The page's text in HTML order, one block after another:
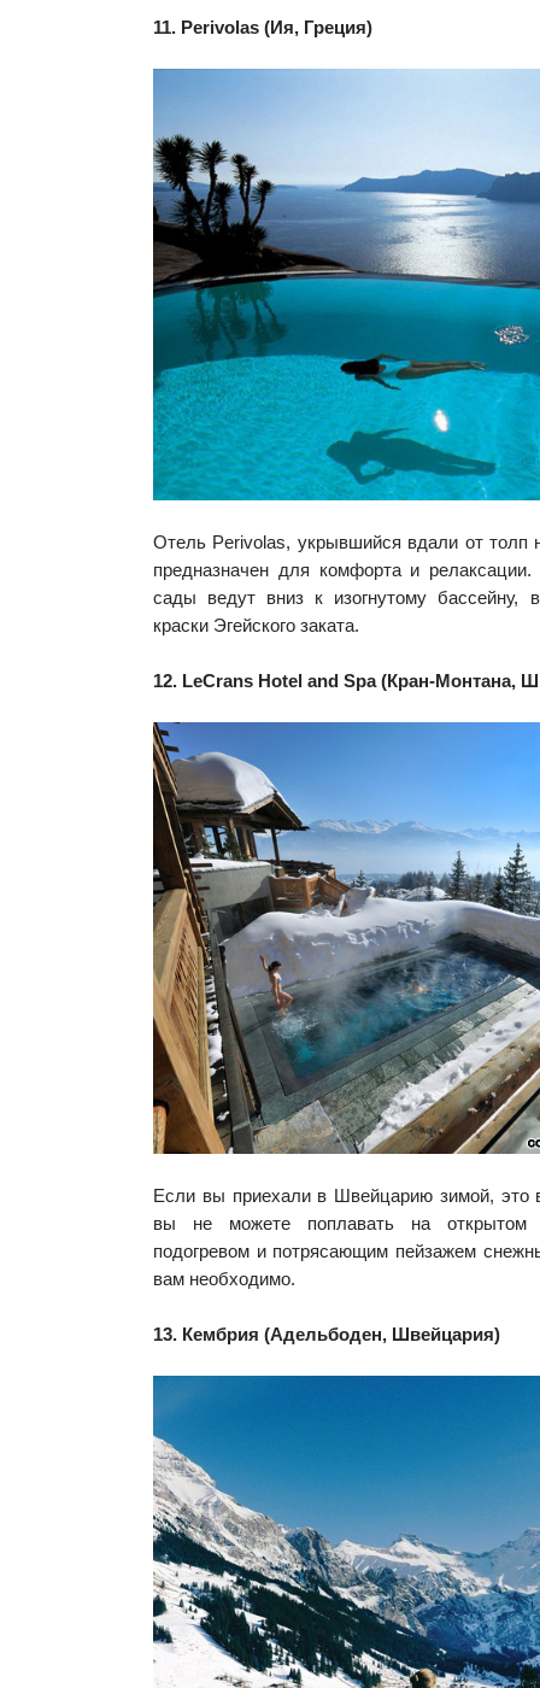
11. Perivolas (Ия, Греция)
Отель Perivolas, укрывшийся вдали от толп
предназначен для комфорта и
сады ведут вниз к изогнутому бассейну,
краски Эгейского заката.
12. LeCrans Hotel and Spa (Кран-Монтана,
Если вы приехали в Швейцарию зимой, это
вы не можете поплавать на открытом
подогревом и потрясающим пейзажем
вам необходимо.
13. Кембрия (Адельбоден, Швейцария)